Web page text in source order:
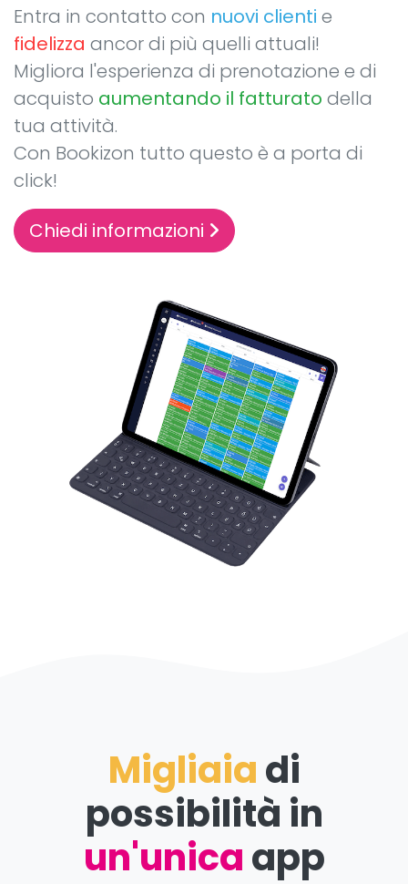
Entra in contatto con nuovi clienti e
fidelizza ancor di più quelli attuali!
Migliora l'esperienza di prenotazione e di
acquisto aumentando il fatturato della
tua attività.
Con Bookizon tutto questo è a porta di
click!
Chiedi informazioni
Migliaiadi
possibilità in
un'unicaapp